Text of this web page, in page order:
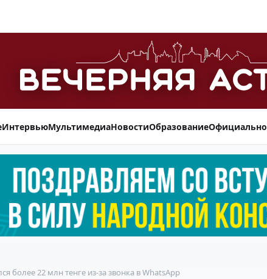
ИнтервьюМультимедиаНовостиОбразованиеОфициально
более 22 млн тенге из-за звонка в WhatsApp